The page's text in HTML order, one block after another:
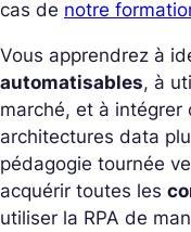
cas de notre
Vous apprendrez à
automatisables, à
marché, et à intégrer
architectures data
pédagogie tournée
acquérir toutes les
utiliser la RPA de